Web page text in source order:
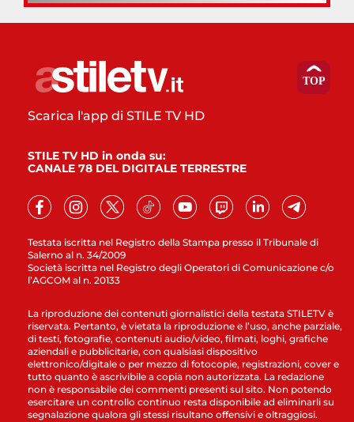
Testata iscritta nel Registro della Stampa presso il Tribunale di
Salerno al n. 34/2009
Società iscritta nel Registro degli Operatori di Comunicazione c/o
l’AGCOM al n. 20133
Scarica l'app di STILE TV HD
STILE TV HD in onda su:
CANALE 78 DEL DIGITALE TERRESTRE
La riproduzione dei contenuti giornalistici della testata STILETV è
riservata. Pertanto, è vietata la riproduzione e l’uso, anche parziale,
di testi, fotografie, contenuti audio/video, filmati, loghi, grafiche
aziendali e pubblicitarie, con qualsiasi dispositivo
elettronico/digitale o per mezzo di fotocopie, registrazioni, cover e
tutto quanto è ascrivibile a copia non autorizzata. La redazione
non è responsabile dei commenti presenti sul sito. Non potendo
esercitare un controllo continuo resta disponibile ad eliminarli su
segnalazione qualora gli stessi risultano offensivi e oltraggiosi.